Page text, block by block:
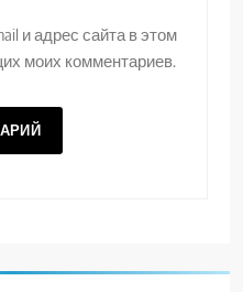
и адрес сайта в этом
моих комментариев.